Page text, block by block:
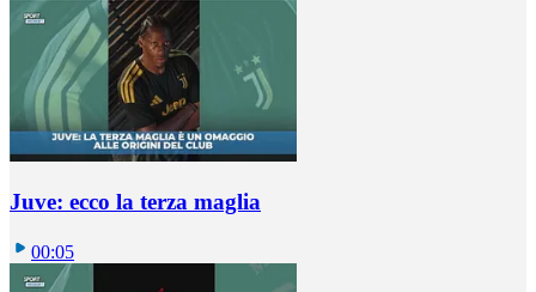
Juve: ecco la terza maglia
00:05